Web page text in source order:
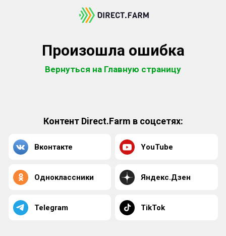
Произошла ошибка
Вернуться на Главную страницу
Контент Direct.Farm в соцсетях:
Вконтакте YouTube
Одноклассники Яндекс.Дзен
Telegram TikTok